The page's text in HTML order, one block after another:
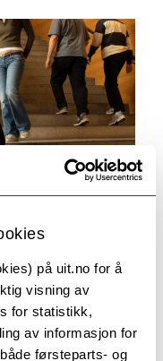
på uit.no for å
visning av
for statistikk,
av informasjon for
førsteparts- og
på om
hvilken